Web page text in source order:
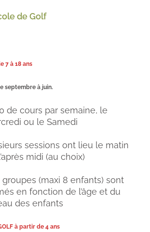
de Golf
7 à 18 ans
septembre à juin.
de cours par semaine, le
ou le Samedi
sessions ont lieu le matin
midi (au choix)
groupes (maxi 8 enfants) sont
en fonction de l’âge et du
des enfants
à partir de 4 ans